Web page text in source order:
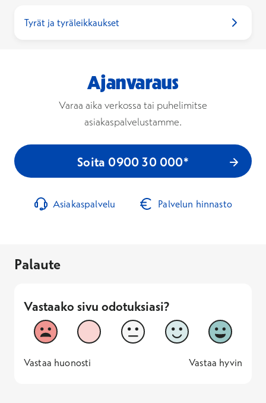
Tyrät ja tyräleikkaukset
Ajanvaraus
Varaa aika verkossa tai puhelimitse
asiakaspalvelustamme.
Soita 0900 30 000*
Asiakaspalvelu Palvelun hinnasto
Palaute
Vastaako sivu odotuksiasi?
Vastaako sivu odotuksiasi?
1
Vastaa huonosti
2 3 4
5
Vastaa
1 -
Vastaa huonosti
— 5 -
Vastaa hyvin